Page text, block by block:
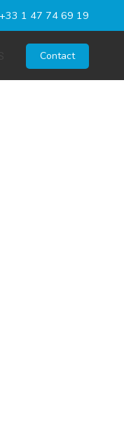
+33 1 47 74 69 19
Contact